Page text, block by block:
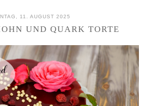
11. AUGUST 2025
UND QUARK TORTE